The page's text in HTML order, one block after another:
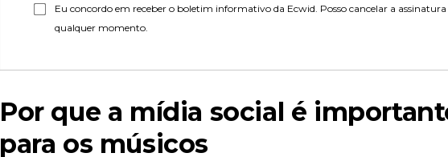
Eu concordo em receber o boletim informativo da Ecwid. Posso cancelar a assinatura
qualquer momento.
Por que a mídia social é
para os músicos